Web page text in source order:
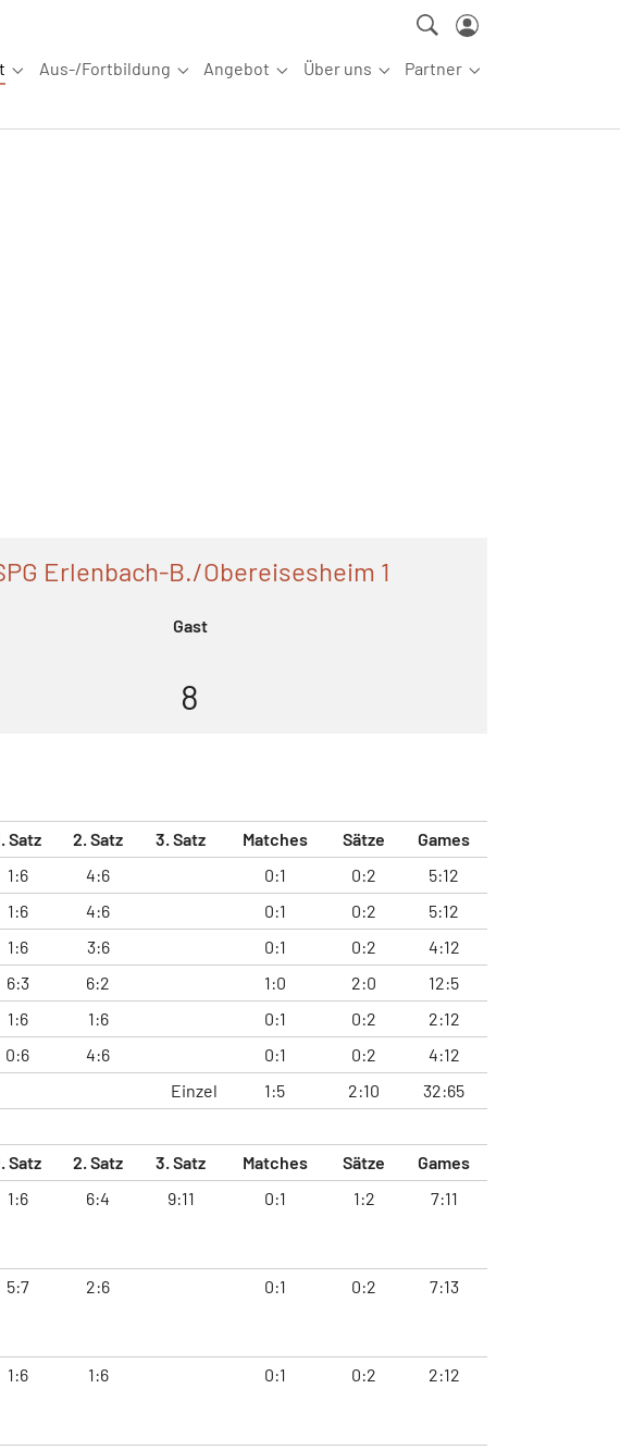
Submenu for "Wettkampfsport"
Aus-/Fortbildung
Submenu for "Aus-/Fortbildung"
Angebot
Submenu for "Angebot"
Über uns
Submenu for "Über uns"
Partner
Submenu for
Erlenbach-B./Obereisesheim 1
Gast
8
Satz 2. Satz 3. Satz Matches Sätze Games
1:6 4:6 0:1 0:2 5:12
1:6 4:6 0:1 0:2 5:12
1:6 3:6 0:1 0:2 4:12
6:3 6:2 1:0 2:0 12:5
1:6 1:6 0:1 0:2 2:12
0:6 4:6 0:1 0:2
4:12
Einzel
1:5 2:10
32:65
Satz 2. Satz 3. Satz Matches Sätze Games
1:6 6:4 9:11 0:1 1:2 7:11
5:7 2:6 0:1 0:2 7:13
1:6 1:6 0:1 0:2 2:12